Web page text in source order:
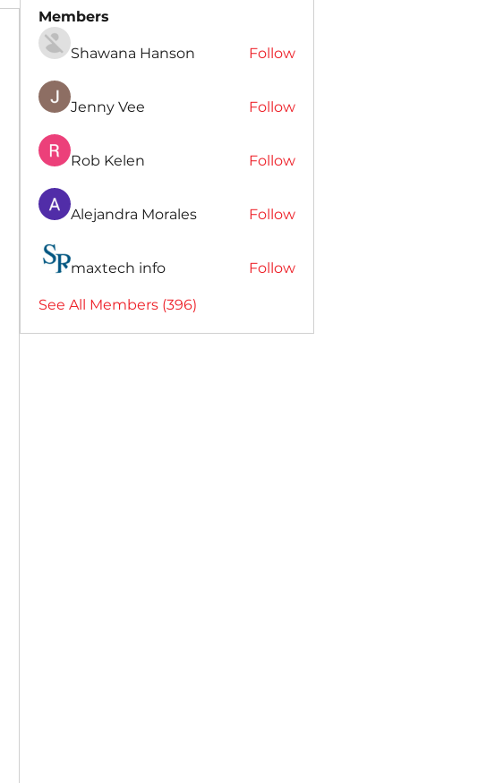
Members
Shawana Hanson Follow
Jenny Vee Follow
Rob Kelen Follow
Alejandra Morales Follow
maxtech info Follow
See All Members (396)